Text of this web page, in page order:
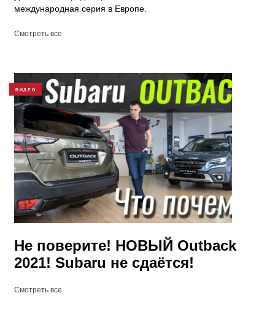
международная серия в Европе.
Смотреть все
ВИДЕО
Не поверите! НОВЫЙ Outback
2021! Subaru не сдаётся!
Смотреть все